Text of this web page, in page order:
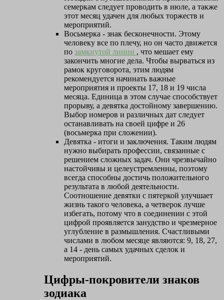
семеркам следует проводить в июле, а также
этот месяц удачен для любых торжеств и
мероприятий.
Восьмерка - знак бесконечности. Этому
человеку все по плечу, но он часто движется
по замкнутой линии , что мешает ему
закончить многие дела. Чтобы вырваться из
рамок круговорота, этим людям
рекомендуется начинать важные
мероприятия и проекты 17, 18 и 19 числа
месяца. Единица в этом случае способствует
прорыву, а девятка достойному завершению.
Выбор номеров и различных дат следует
останавливать на своей цифре и 26
(восьмерка при сложении).
Девятка - итоги и заключения. Таким людям
нужно выбирать профессии, связанные с
решением сложных задач. Они чрезвычайно
настойчивы и целеустремленны, поэтому
всегда способны достичь положительного
результата в любой деятельности.
Соотношение девятки с пятеркой улучшает
жизнь такого человека, а четверок лучше
избегать, потому что в соединении с этой
цифрой проявляется занудство и чрезмерное
углубление в размышления. Счастливыми
числами в любом месяце являются: 9, 18, 27,
а 14 - день самых удачных сделок и
мероприятий.
Цифры-покровители знаков
зодиака